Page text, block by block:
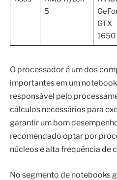
5
GTX
1650
O processador é um dos
importantes em um
responsável pelo
cálculos necessários para
garantir um bom
recomendado optar por
núcleos e alta frequência de
No segmento de notebooks